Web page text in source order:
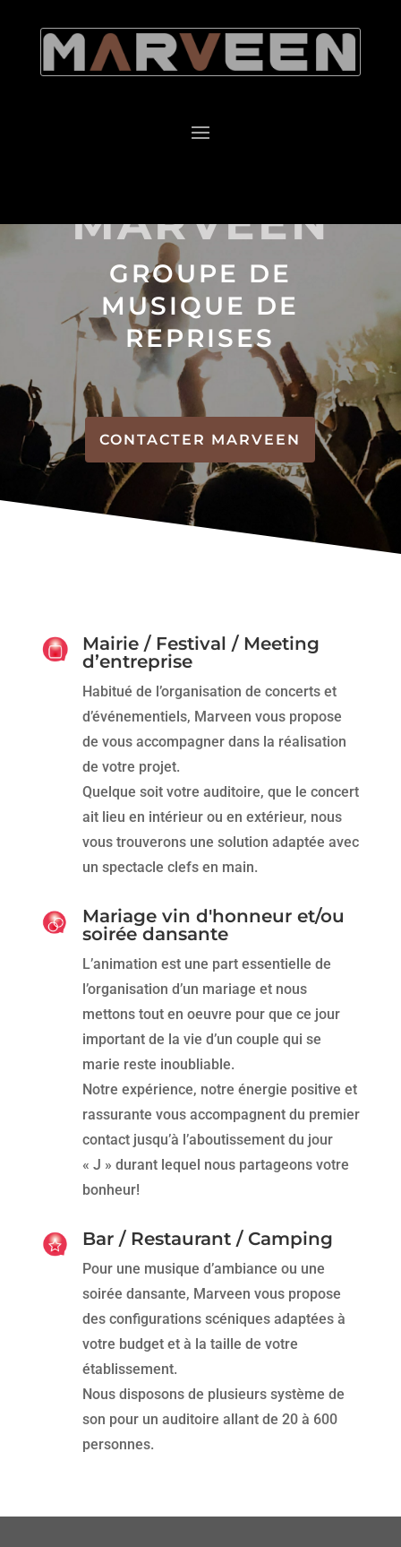
MARVEEN
GROUPE DE
MUSIQUE DE
REPRISES
CONTACTER MARVEEN
Mairie / Festival / Meeting
d’entreprise
Habitué de l’organisation de concerts et
d’événementiels, Marveen vous propose
de vous accompagner dans la réalisation
de votre projet.
Quelque soit votre auditoire, que le concert
ait lieu en intérieur ou en extérieur, nous
vous trouverons une solution adaptée avec
un spectacle clefs en main.
Mariage vin d'honneur et/ou
soirée dansante
L’animation est une part essentielle de
l’organisation d’un mariage et nous
mettons tout en oeuvre pour que ce jour
important de la vie d’un couple qui se
marie reste inoubliable.
Notre expérience, notre énergie positive et
rassurante vous accompagnent du premier
contact jusqu’à l’aboutissement du jour
« J » durant lequel nous partageons votre
bonheur!
Bar / Restaurant / Camping
Pour une musique d’ambiance ou une
soirée dansante, Marveen vous propose
des configurations scéniques adaptées à
votre budget et à la taille de votre
établissement.
Nous disposons de plusieurs système de
son pour un auditoire allant de 20 à 600
personnes.